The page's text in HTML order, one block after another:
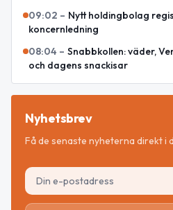
09:02 – Nytt holdingbolag
koncernledning
08:04 – Snabbkollen: väder,
och dagens snackisar
Nyhetsbrev
Få de senaste nyheterna direkt i